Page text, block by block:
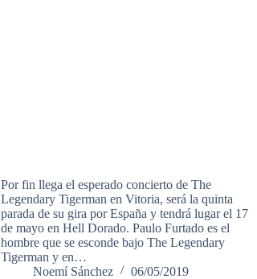
Por fin llega el esperado concierto de The
Legendary Tigerman en Vitoria, será la quinta
parada de su gira por España y tendrá lugar el 17
de mayo en Hell Dorado. Paulo Furtado es el
hombre que se esconde bajo The Legendary
Tigerman y en…
Noemí Sánchez
06/05/2019